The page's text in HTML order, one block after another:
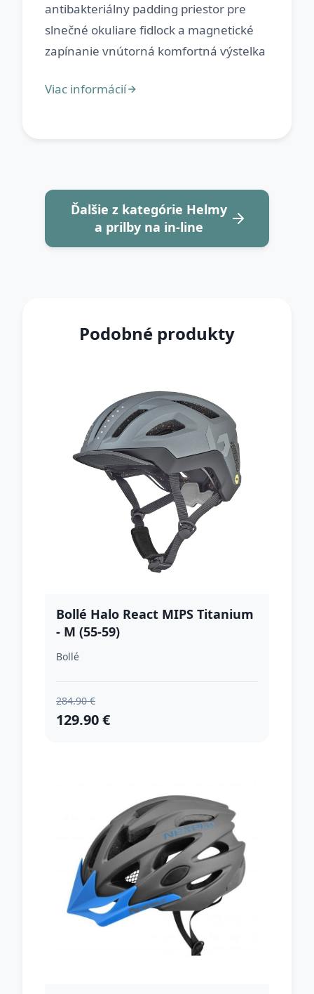
antibakteriálny padding priestor pre
slnečné okuliare fidlock a magnetické
Ďalšie z kategórie Helmy
a prilby na in-line
Podobné produkty
Bollé Halo React MIPS Titanium
- M (55-59)
Bollé
284.90 €
129.90 €